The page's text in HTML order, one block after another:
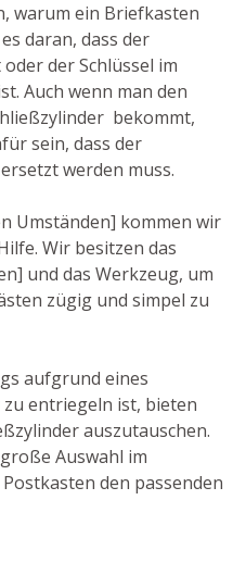
warum ein Briefkasten
daran, dass der
der Schlüssel im
Auch wenn man den
bekommt,
sein, dass der
werden muss.
Umständen] kommen wir
Wir besitzen das
und das Werkzeug, um
zügig und simpel zu
aufgrund eines
entriegeln ist, bieten
auszutauschen.
Auswahl im
den passenden